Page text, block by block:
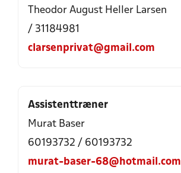
Theodor August Heller Larsen
/ 31184981
clarsenprivat@gmail.com
Assistenttræner
Murat Baser
60193732 / 60193732
murat-baser-68@hotmail.com